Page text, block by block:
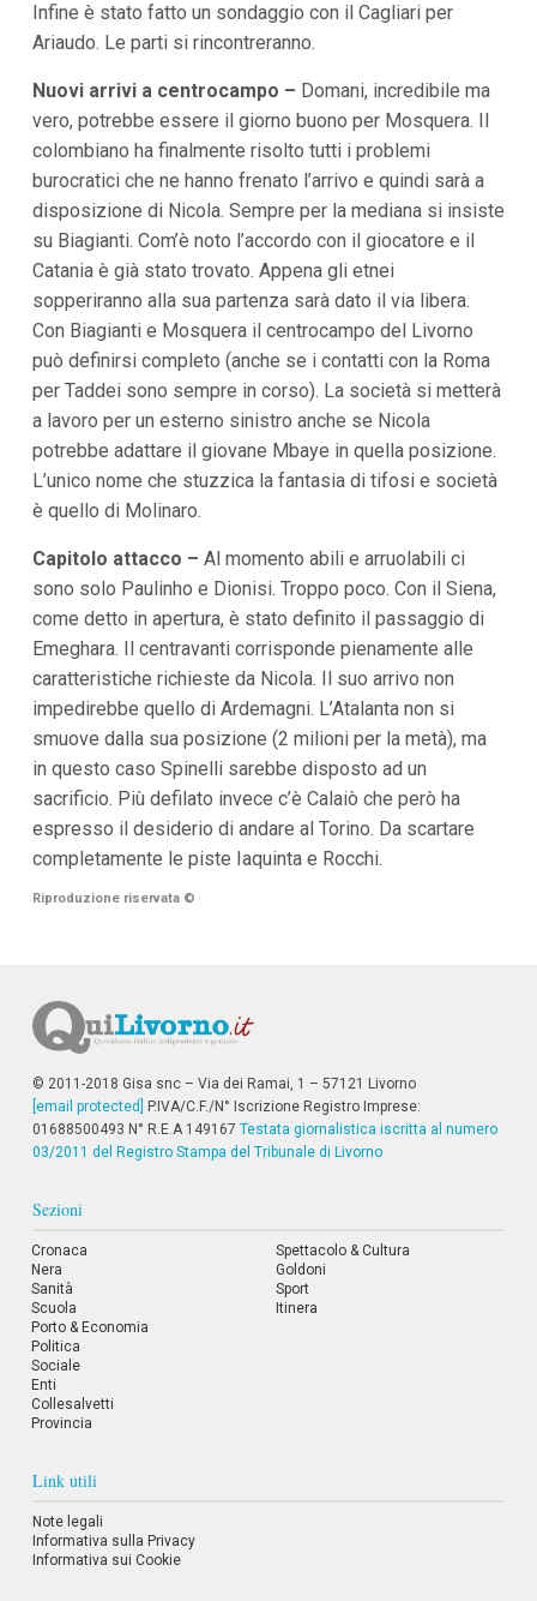
i
n
o
n
d
o
Infine è stato fatto un sondaggio con il Cagliari per
Ariaudo. Le parti si rincontreranno.
Nuovi arrivi a centrocampo – Domani, incredibile ma
vero, potrebbe essere il giorno buono per Mosquera. Il
colombiano ha finalmente risolto tutti i problemi
burocratici che ne hanno frenato l’arrivo e quindi sarà a
disposizione di Nicola. Sempre per la mediana si insiste
su Biagianti. Com’è noto l’accordo con il giocatore e il
Catania è già stato trovato. Appena gli etnei
sopperiranno alla sua partenza sarà dato il via libera.
Con Biagianti e Mosquera il centrocampo del Livorno
può definirsi completo (anche se i contatti con la Roma
per Taddei sono sempre in corso). La società si metterà
a lavoro per un esterno sinistro anche se Nicola
potrebbe adattare il giovane Mbaye in quella posizione.
L’unico nome che stuzzica la fantasia di tifosi e società
è quello di Molinaro.
Capitolo attacco – Al momento abili e arruolabili ci
sono solo Paulinho e Dionisi. Troppo poco. Con il Siena,
come detto in apertura, è stato definito il passaggio di
Emeghara. Il centravanti corrisponde pienamente alle
caratteristiche richieste da Nicola. Il suo arrivo non
impedirebbe quello di Ardemagni. L’Atalanta non si
smuove dalla sua posizione (2 milioni per la metà), ma
in questo caso Spinelli sarebbe disposto ad un
sacrificio. Più defilato invece c’è Calaiò che però ha
espresso il desiderio di andare al Torino. Da scartare
completamente le piste Iaquinta e Rocchi.
Riproduzione riservata ©
© 2011-2018 Gisa snc – Via dei Ramai, 1 – 57121 Livorno
[email protected]
P.IVA/C.F./N° Iscrizione Registro Imprese:
01688500493 N° R.E.A 149167 Testata giornalistica iscritta al numero
03/2011 del Registro Stampa del Tribunale di Livorno
Sezioni
Cronaca
Nera
Sanità
Scuola
Porto & Economia
Politica
Sociale
Enti
Collesalvetti
Provincia
Spettacolo & Cultura
Goldoni
Sport
Itinera
Link utili
Note legali
Informativa sulla Privacy
Informativa sui Cookie